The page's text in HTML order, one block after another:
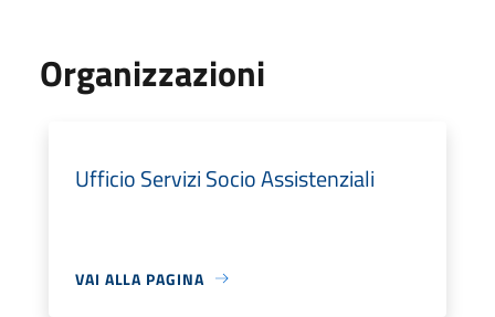
Organizzazioni
Ufficio Servizi Socio Assistenziali
VAI ALLA PAGINA